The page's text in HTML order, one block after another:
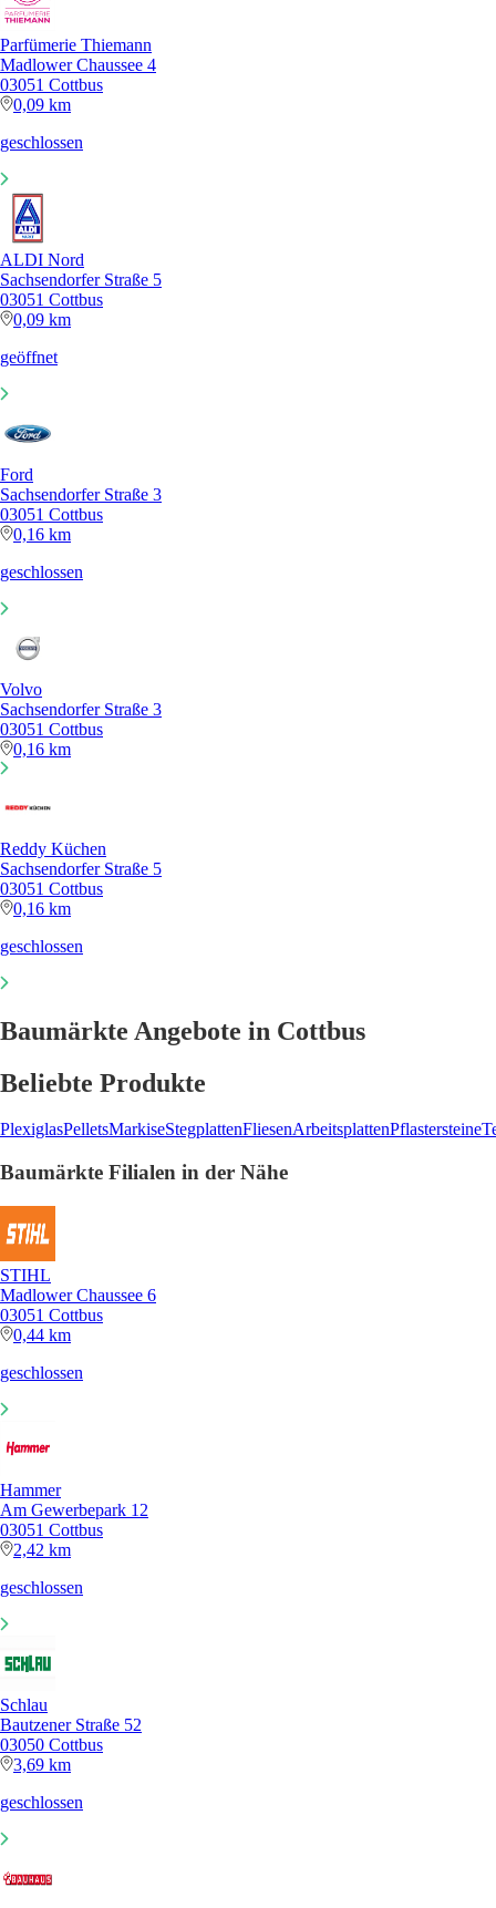
Parfümerie Thiemann
Madlower Chaussee 4
03051 Cottbus
0,09 km
geschlossen
ALDI Nord
Sachsendorfer Straße 5
03051 Cottbus
0,09 km
geöffnet
Ford
Sachsendorfer Straße 3
03051 Cottbus
0,16 km
geschlossen
Volvo
Sachsendorfer Straße 3
03051 Cottbus
0,16 km
Reddy Küchen
Sachsendorfer Straße 5
03051 Cottbus
0,16 km
geschlossen
Baumärkte Angebote in Cottbus
Beliebte Produkte
PlexiglasPelletsMarkiseStegplattenFliesenArbeitsplattenPflastersteine
Baumärkte Filialen in der Nähe
STIHL
Madlower Chaussee 6
03051 Cottbus
0,44 km
geschlossen
Hammer
Am Gewerbepark 12
03051 Cottbus
2,42 km
geschlossen
Schlau
Bautzener Straße 52
03050 Cottbus
3,69 km
geschlossen